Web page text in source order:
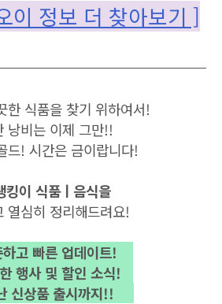
이 정보 더 찾아보기 ]
한 식품을 찾기 위하여서!
낭비는 이제 그만!!
드! 시간은 금이랍니다!
킹이 식품ㅣ음식을
열심히 정리해드려요!
고 빠른 업데이트!
행사 및 할인 소식!
상품 출시까지!!